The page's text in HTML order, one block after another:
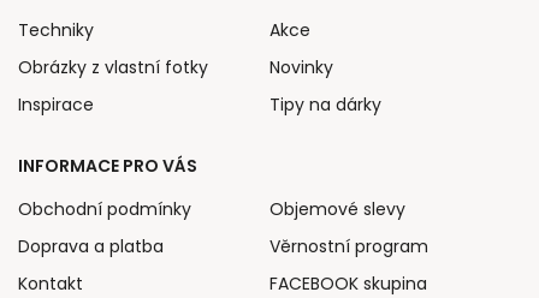
Techniky
Obrázky z vlastní fotky
Inspirace
Akce
Novinky
Tipy na dárky
INFORMACE PRO VÁS
Obchodní podmínky
Doprava a platba
Kontakt
Objemové slevy
Věrnostní program
FACEBOOK skupina